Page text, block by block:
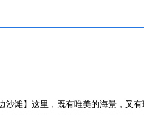
滩】这里，既有唯美的海景，又